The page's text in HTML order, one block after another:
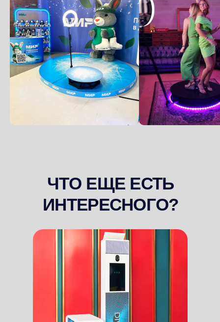
Неоновая стена
Классическая фотобудка